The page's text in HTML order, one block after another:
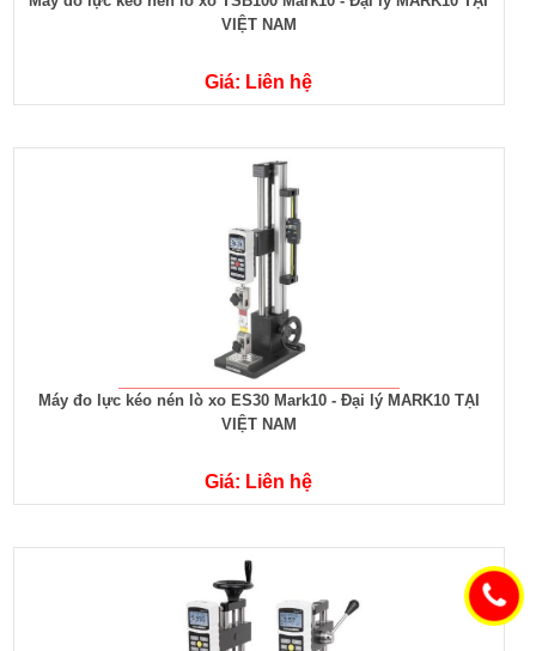
VIỆT NAM
Giá: Liên hệ
Máy đo lực kéo nén lò xo ES30 Mark10 - Đại lý MARK10 TẠI
VIỆT NAM
Giá: Liên hệ